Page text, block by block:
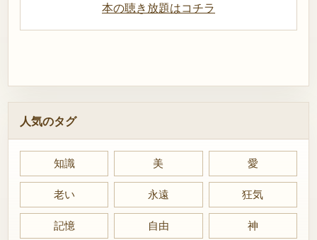
本の聴き放題はコチラ
人気のタグ
知識 美 愛
老い 永遠 狂気
記憶 自由 神